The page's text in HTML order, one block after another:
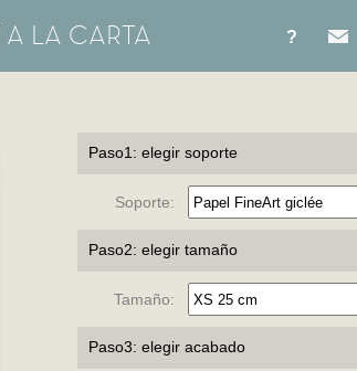
?
A LA CARTA
Paso1: elegir soporte
Soporte:
Paso2: elegir tamaño
Tamaño:
Paso3: elegir acabado